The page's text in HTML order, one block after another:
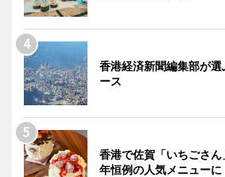
香港経済新聞編集部が
ース
香港で佐賀「いちごさ
年恒例の人気メニューに